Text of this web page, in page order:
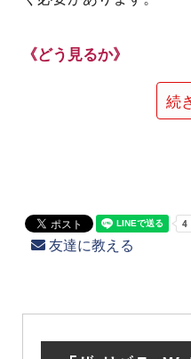
《どう見るか》
続
友達に教える